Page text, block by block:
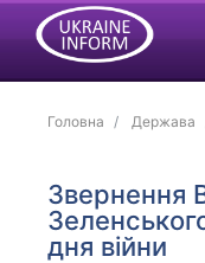
Головна Держава
Звернення
дня війни